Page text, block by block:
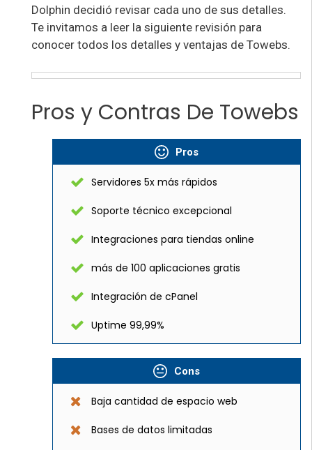
Dolphin decidió revisar cada uno de sus detalles.
Te invitamos a leer la siguiente revisión para
conocer todos los detalles y ventajas de Towebs.
Pros y Contras De Towebs
Pros
Servidores 5x más rápidos
Soporte técnico excepcional
Integraciones para tiendas online
más de 100 aplicaciones gratis
Integración de cPanel
Uptime 99,99%
Cons
Baja cantidad de espacio web
Bases de datos limitadas